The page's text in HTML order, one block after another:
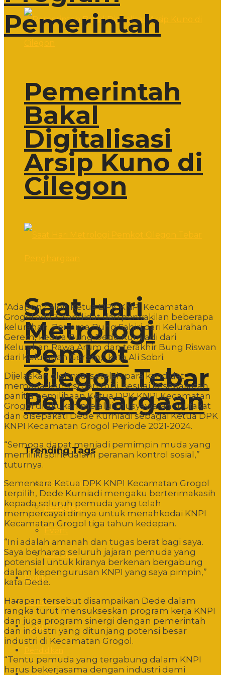
Pemerintah
Bakal
Digitalisasi
Arsip Kuno di
Cilegon
Saat Hari
Metrologi
Pemkot
Cilegon Tebar
Penghargaan
Trending Tags
Commentary
Featured
Editorial
Politik
Pemerintahan
Hukum
Pemerintah
“Adapun calon Ketua DPK KNPI Kecamatan
Grogol ada 3 Kandidat dari perwakilan beberapa
kelurahan. Pertama Bung Sahiri dari Kelurahan
Gerem, kedua Bung Dede Kurniadi dari
Kelurahan Rawa Arum dan terakhir Bung Riswan
dari Kelurahan Gerem,” kata Ali Sobri.
Dijelaskan olehnya, setelah para kandidat
memaparkan visi dan misi, sesuai kesepakatan
panitia pemilihaan Ketua DPK KNPI Kecamatan
Grogol dilakukan melalui musyawarah mufakat
dan disepakati Dede Kurniadi sebagai Ketua DPK
KNPI Kecamatan Grogol Periode 2021-2024.
“Semoga dapat menjadi pemimpin muda yang
memiliki spirit dalam peranan kontrol sosial,”
tuturnya.
Sementara Ketua DPK KNPI Kecamatan Grogol
terpilih, Dede Kurniadi mengaku berterimakasih
kepada seluruh pemuda yang telah
mempercayai dirinya untuk menahkodai KNPI
Kecamatan Grogol tiga tahun kedepan.
“Ini adalah amanah dan tugas berat bagi saya.
Saya berharap seluruh jajaran pemuda yang
potensial untuk kiranya berkenan bergabung
dalam kepengurusan KNPI yang saya pimpin,”
kata Dede.
Harapan tersebut disampaikan Dede dalam
rangka turut mensukseskan program kerja KNPI
dan juga program sinergi dengan pemerintah
dan industri yang ditunjang potensi besar
industri di Kecamatan Grogol.
“Tentu pemuda yang tergabung dalam KNPI
harus bekerjasama dengan industri demi